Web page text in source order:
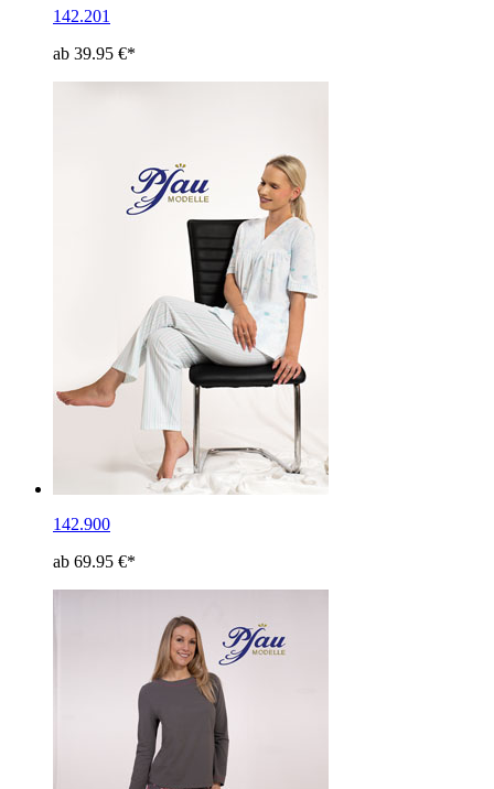
142.201
ab 39.95 €*
142.900
ab 69.95 €*